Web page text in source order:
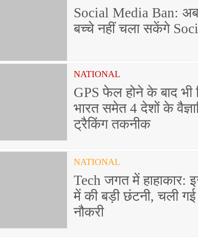
Social Media Ban:
बच्चे नहीं चला सकेंगे
NATIONAL
GPS फेल होने के बाद
भारत समेत 4 देशों के
ट्रैकिंग तकनीक
NATIONAL
Tech जगत में हाहाकार:
में की बड़ी छंटनी, चली गई
नौकरी